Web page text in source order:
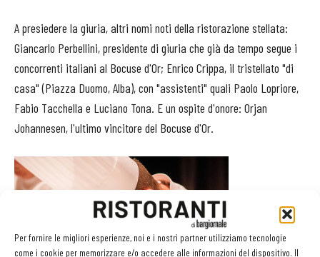
Per fornire le migliori esperienze, noi e i nostri partner utilizziamo tecnologie
come i cookie per memorizzare e/o accedere alle informazioni del dispositivo. Il
A presiedere la giuria, altri nomi noti della ristorazione stellata:
Giancarlo Perbellini, presidente di giuria che già da tempo segue i
concorrenti italiani al Bocuse d'Or; Enrico Crippa, il tristellato "di
casa" (Piazza Duomo, Alba), con "assistenti" quali Paolo Lopriore,
Fabio Tacchella e Luciano Tona. E un ospite d'onore: Orjan
Johannesen, l'ultimo vincitore del Bocuse d'Or.